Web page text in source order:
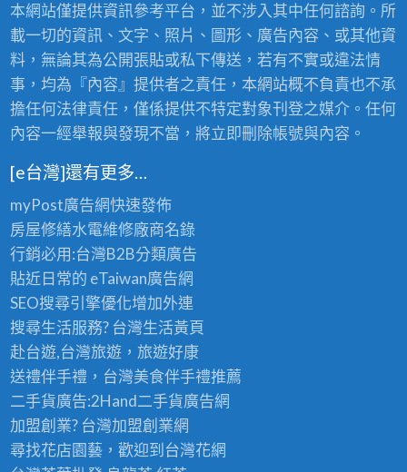
本網站僅提供資訊參考平台，並不涉入其中任何諮詢。所
載一切的資訊、文字、照片、圖形、廣告內容、或其他資
料，無論其為公開張貼或私下傳送，若有不實或違法情
事，均為『內容』提供者之責任，本網站概不負責也不承
擔任何法律責任，僅係提供不特定對象刊登之媒介。任何
內容一經舉報與發現不當，將立即刪除帳號與內容。
[e台灣]還有更多…
myPost廣告網快速發佈
房屋修繕水電維修廠商名錄
行銷必用:台灣B2B分類廣告
貼近日常的 eTaiwan廣告網
SEO搜尋引擎優化增加外連
搜尋生活服務? 台灣生活黃頁
赴台遊,台灣旅遊，旅遊好康
送禮伴手禮，台灣美食伴手禮推薦
二手貨廣告:2Hand二手貨廣告網
加盟創業? 台灣加盟創業網
尋找花店園藝，歡迎到台灣花網